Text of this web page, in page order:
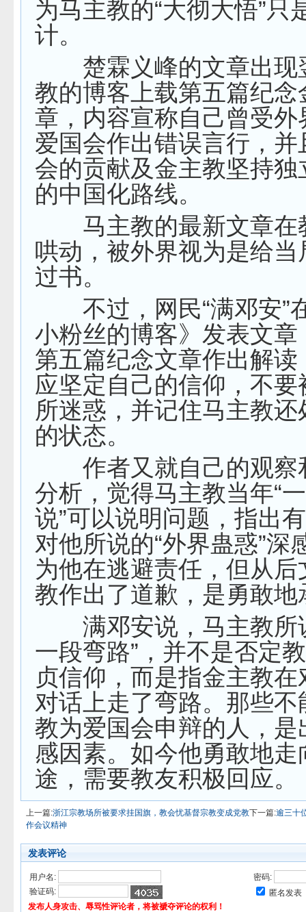
为马主教的“大彻大悟”只
计。
楚霖义峰的文章出现
教的博客上载第五篇纪念
章，内容宣称自己曾受外
爱国会作出错误言行，并
会的贡献及金主教坚持独
的中国化路线。
马主教的最新文章在
哄动，被外界视为是给当
过书。
不过，网民“满邓安”
小粉丝的博客》发表文章
第五篇纪念文章作出解读
应坚定自己的信仰，不要
所迷惑，并记住马主教
的状态。
作者又就自己的观察
分析，觉得马主教当年“
说”可以说明问题，指出
对他所说的“外界蛊惑”深
为他在逃避责任，但从
教作出了道歉，是勇敢地
满邓安说，马主教所
一段弯路”，并不是否定
贞信仰，而是指金主教
对话上走了弯路。那些不
教为爱国会申辩的人，是
感因素。如今他勇敢地走
途，需要教友积极回应。
上一篇:浙江宗教场所被要求挂国旗，教会忧基督宗教变成党教下一篇:逾三十
作会议精神
发表评论
用户名:
密码:
验证码:
匿名发表
发布人身攻击、辱骂性评论者，将被褫夺评论的权利！